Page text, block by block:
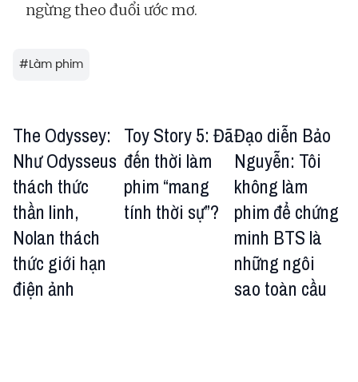
ngừng theo đuổi ước mơ.
#Làm phim
The Odyssey:
Như Odysseus
thách thức
thần linh,
Nolan thách
thức giới hạn
điện ảnh
Toy Story 5: Đã
đến thời làm
phim “mang
tính thời sự”?
Đạo diễn Bảo
Nguyễn: Tôi
không làm
phim để chứng
minh BTS là
những ngôi
sao toàn cầu